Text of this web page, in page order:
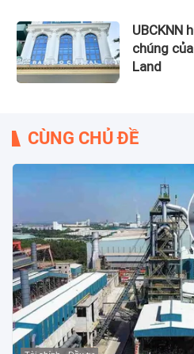
UBCKNN
chúng
Land
CÙNG CHỦ ĐỀ